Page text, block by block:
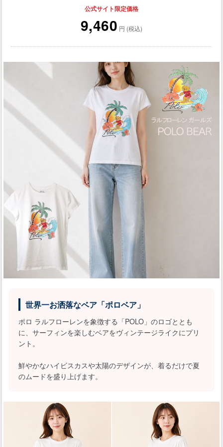
公式サイト限定価格
9,460 円 (税込)
世界一お洒落なベア「ポロベア」
ポロ ラルフローレンを象徴する「POLO」のロゴととも
に、サーフィンを楽しむベアをヴィンテージライクにプリ
ント。
鮮やかなハイビスカスや太陽のデザインが、着るだけで夏
のムードを盛り上げます。